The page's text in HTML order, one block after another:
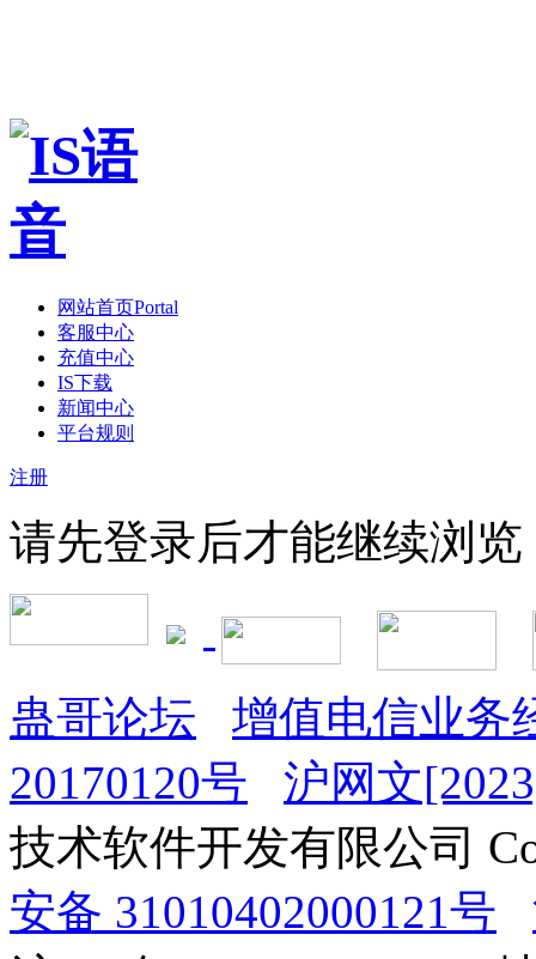
网站首页Portal
客服中心
充值中心
IS下载
新闻中心
平台规则
注册
请先登录后才能继续浏览
蛊哥论坛
增值电信业务
20170120号
沪网文
技术软件开发有限公司
安备 31010402000121号